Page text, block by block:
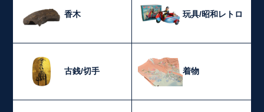
香木 玩具/昭和レトロ
古銭/切手 着物